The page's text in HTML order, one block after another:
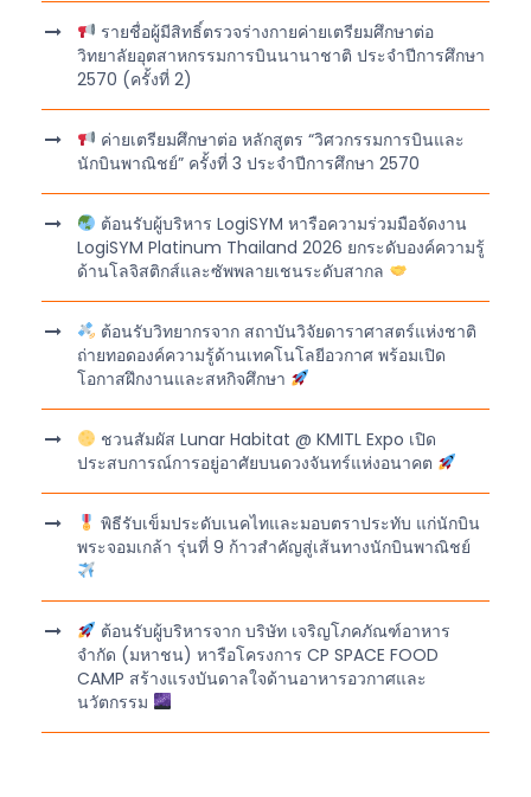
รายชื่อผู้มีสิทธิ์ตรวจร่างกายค่ายเตรียมศึกษาต่อ
วิทยาลัยอุตสาหกรรมการบินนานาชาติ ประจำปีการศึกษา
2570 (ครั้งที่ 2)
ค่ายเตรียมศึกษาต่อ หลักสูตร “วิศวกรรมการบินและ
นักบินพาณิชย์” ครั้งที่ 3 ประจำปีการศึกษา 2570
ต้อนรับผู้บริหาร LogiSYM หารือความร่วมมือจัดงาน
LogiSYM Platinum Thailand 2026 ยกระดับองค์ความรู้
ด้านโลจิสติกส์และซัพพลายเชนระดับสากล
ต้อนรับวิทยากรจาก สถาบันวิจัยดาราศาสตร์แห่งชาติ
ถ่ายทอดองค์ความรู้ด้านเทคโนโลยีอวกาศ พร้อมเปิด
โอกาสฝึกงานและสหกิจศึกษา
ชวนสัมผัส Lunar Habitat @ KMITL Expo เปิด
ประสบการณ์การอยู่อาศัยบนดวงจันทร์แห่งอนาคต
พิธีรับเข็มประดับเนคไทและมอบตราประทับ แก่นักบิน
พระจอมเกล้า รุ่นที่ 9 ก้าวสำคัญสู่เส้นทางนักบินพาณิชย์
ต้อนรับผู้บริหารจาก บริษัท เจริญโภคภัณฑ์อาหาร
จำกัด (มหาชน) หารือโครงการ CP SPACE FOOD
CAMP สร้างแรงบันดาลใจด้านอาหารอวกาศและ
นวัตกรรม